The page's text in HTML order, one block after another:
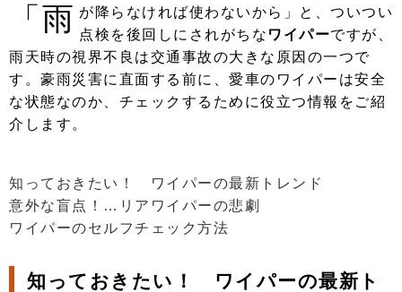
「雨 が降らなければ使わないから」と、ついつい
点検を後回しにされがちな ワイパーですが、
雨天時の視界不良は交通事故の大きな原因の一つで
す。豪雨災害に直面する前に、愛車のワイパーは安全
な状態なのか、チェックするために役立つ情報をご紹
介します。
知っておきたい！ ワイパーの最新トレンド
意外な盲点！…リアワイパーの悲劇
ワイパーのセルフチェック方法
知っておきたい！ ワイパーの最新ト